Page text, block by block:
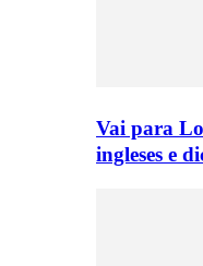
Vai para
ingleses e